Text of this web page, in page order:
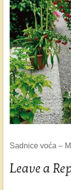
Sadnice voća –
Leave a